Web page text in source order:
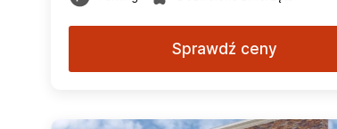
Sprawdź ceny